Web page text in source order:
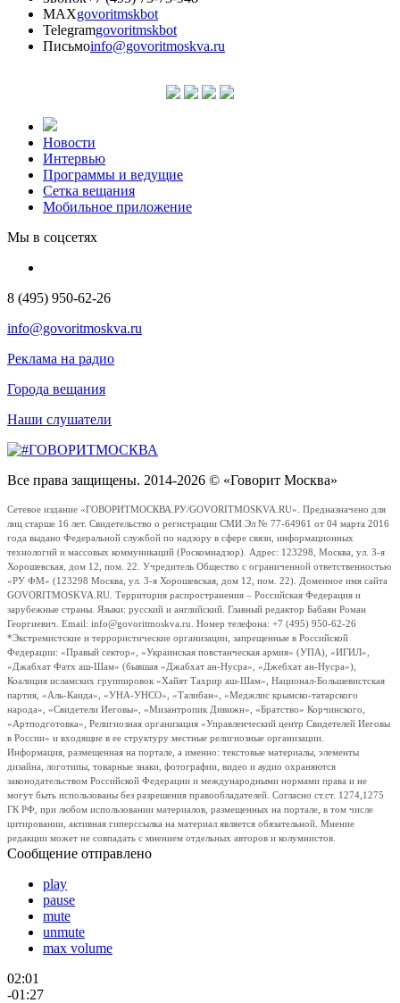
MAXgovoritmskbot
Telegramgovoritmskbot
Письмоinfo@govoritmoskva.ru
Новости
Интервью
Программы и ведущие
Сетка вещания
Мобильное приложение
Мы в соцсетях
8 (495) 950-62-26
info@govoritmoskva.ru
Реклама на радио
Города вещания
Наши слушатели
Все права защищены. 2014-2026 © «Говорит Москва»
Сетевое издание «ГОВОРИТМОСКВА.РУ/GOVORITMOSKVA.RU». Предназначено для
лиц старше 16 лет. Свидетельство о регистрации СМИ Эл № 77-64961 от 04 марта 2016
года выдано Федеральной службой по надзору в сфере связи, информационных
технологий и массовых коммуникаций (Роскомнадзор). Адрес: 123298, Москва, ул. 3-я
Хорошевская, дом 12, пом. 22. Учредитель Общество с ограниченной ответственностью
«РУ ФМ» (123298 Москва, ул. 3-я Хорошевская, дом 12, пом. 22). Доменное имя сайта
GOVORITMOSKVA.RU. Территория распространения – Российская Федерация и
зарубежные страны. Языки: русский и английский. Главный редактор Бабаян Роман
Георгиевич. Email: info@govoritmoskva.ru. Номер телефона: +7 (495) 950-62-26
*Экстремистские и террористические организации, запрещенные в Российской
Федерации: «Правый сектор», «Украинская повстанческая армия» (УПА), «ИГИЛ»,
«Джабхат Фатх аш-Шам» (бывшая «Джабхат ан-Нусра», «Джебхат ан-Нусра»),
Коалиция исламских группировок «Хайят Тахрир аш-Шам», Национал-Большевистская
партия, «Аль-Каида», «УНА-УНСО», «Талибан», «Меджлис крымско-татарского
народа», «Свидетели Иеговы», «Мизантропик Дивижн», «Братство» Корчинского,
«Артподготовка», Религиозная организация «Управленческий центр Свидетелей Иеговы
в России» и входящие в ее структуру местные религиозные организации.
Информация, размещенная на портале, а именно: текстовые материалы, элементы
дизайна, логотипы, товарные знаки, фотографии, видео и аудио охраняются
законодательством Российской Федерации и международными нормами права и не
могут быть использованы без разрешения правообладателей. Согласно ст.ст. 1274,1275
ГК РФ, при любом использовании материалов, размещенных на портале, в том числе
цитировании, активная гиперссылка на материал является обязательной. Мнение
редакции может не совпадать с мнением отдельных авторов и колумнистов.
Сообщение отправлено
play
pause
mute
unmute
max volume
02:01
-01:27